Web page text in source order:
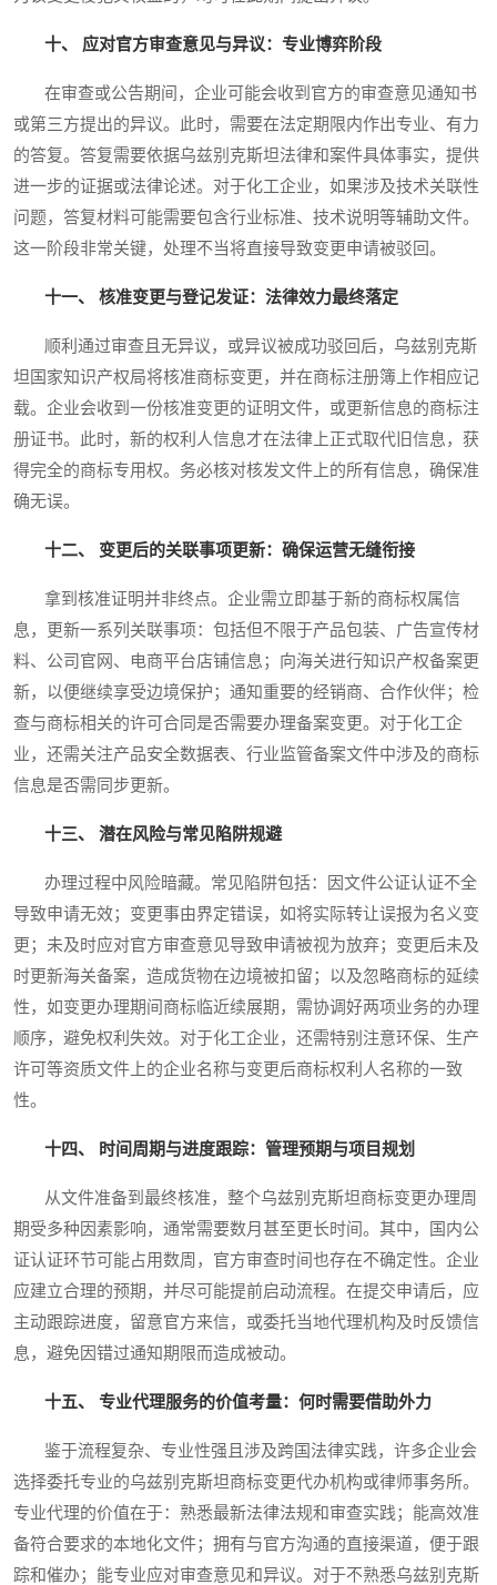
十、 应对官方审查意见与异议：专业博弈阶段
在审查或公告期间，企业可能会收到官方的审查意见通知书
或第三方提出的异议。此时，需要在法定期限内作出专业、有力
的答复。答复需要依据乌兹别克斯坦法律和案件具体事实，提供
进一步的证据或法律论述。对于化工企业，如果涉及技术关联性
问题，答复材料可能需要包含行业标准、技术说明等辅助文件。
这一阶段非常关键，处理不当将直接导致变更申请被驳回。
十一、 核准变更与登记发证：法律效力最终落定
顺利通过审查且无异议，或异议被成功驳回后，乌兹别克斯
坦国家知识产权局将核准商标变更，并在商标注册簿上作相应记
载。企业会收到一份核准变更的证明文件，或更新信息的商标注
册证书。此时，新的权利人信息才在法律上正式取代旧信息，获
得完全的商标专用权。务必核对核发文件上的所有信息，确保准
确无误。
十二、 变更后的关联事项更新：确保运营无缝衔接
拿到核准证明并非终点。企业需立即基于新的商标权属信
息，更新一系列关联事项：包括但不限于产品包装、广告宣传材
料、公司官网、电商平台店铺信息；向海关进行知识产权备案更
新，以便继续享受边境保护；通知重要的经销商、合作伙伴；检
查与商标相关的许可合同是否需要办理备案变更。对于化工企
业，还需关注产品安全数据表、行业监管备案文件中涉及的商标
信息是否需同步更新。
十三、 潜在风险与常见陷阱规避
办理过程中风险暗藏。常见陷阱包括：因文件公证认证不全
导致申请无效；变更事由界定错误，如将实际转让误报为名义变
更；未及时应对官方审查意见导致申请被视为放弃；变更后未及
时更新海关备案，造成货物在边境被扣留；以及忽略商标的延续
性，如变更办理期间商标临近续展期，需协调好两项业务的办理
顺序，避免权利失效。对于化工企业，还需特别注意环保、生产
许可等资质文件上的企业名称与变更后商标权利人名称的一致
性。
十四、 时间周期与进度跟踪：管理预期与项目规划
从文件准备到最终核准，整个乌兹别克斯坦商标变更办理周
期受多种因素影响，通常需要数月甚至更长时间。其中，国内公
证认证环节可能占用数周，官方审查时间也存在不确定性。企业
应建立合理的预期，并尽可能提前启动流程。在提交申请后，应
主动跟踪进度，留意官方来信，或委托当地代理机构及时反馈信
息，避免因错过通知期限而造成被动。
十五、 专业代理服务的价值考量：何时需要借助外力
鉴于流程复杂、专业性强且涉及跨国法律实践，许多企业会
选择委托专业的乌兹别克斯坦商标变更代办机构或律师事务所。
专业代理的价值在于：熟悉最新法律法规和审查实践；能高效准
备符合要求的本地化文件；拥有与官方沟通的直接渠道，便于跟
踪和催办；能专业应对审查意见和异议。对于不熟悉乌兹别克斯